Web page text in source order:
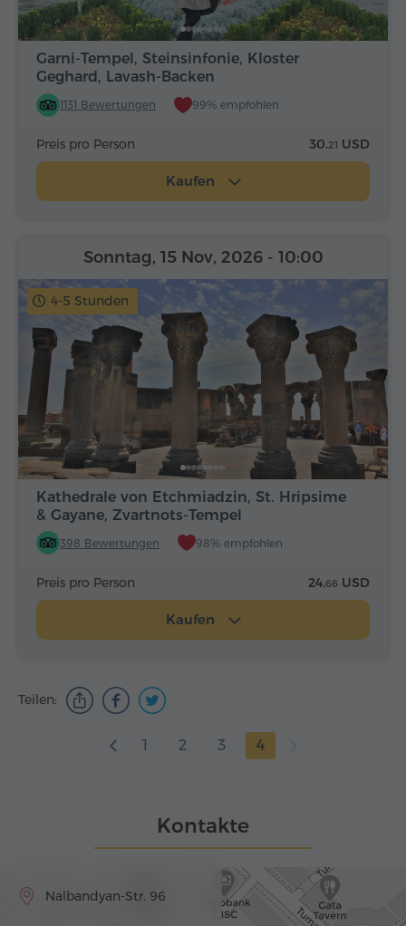
Garni-Tempel, Steinsinfonie, Kloster
Geghard, Lavash-Backen
1131 Bewertungen 99% empfohlen
Preis pro Person 30.21 USD
Kaufen
4-5 Stunden
Kathedrale von Etchmiadzin, St. Hripsime
& Gayane, Zvartnots-Tempel
398 Bewertungen 98% empfohlen
Sonntag, 15 Nov, 2026 - 10:00
Preis pro Person 24.66 USD
Kaufen
Teilen:
1 2 3 4
Kontakte
Nalbandyan-Str. 96